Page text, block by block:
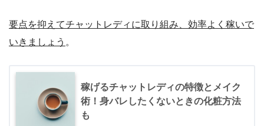
要点を抑えてチャットレディに取り組み、効率よく稼いで
いきましょう 。
稼げるチャットレディの特徴とメイク
術！身バレしたくないときの化粧方法
も